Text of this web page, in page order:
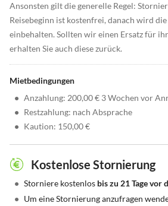
Ansonsten gilt die generelle Regel:
Reisebeginn ist kostenfrei, danach wird
einbehalten. Sollten wir einen Ersatz für
erhalten Sie auch diese zurück.
Mietbedingungen
• Anzahlung: 200,00 € 3 Wochen vor
• Restzahlung: nach Absprache
• Kaution: 150,00 €
Kostenlose Stornierung
• Storniere kostenlos bis zu 21 Tage vor
• Um eine Stornierung anzufragen